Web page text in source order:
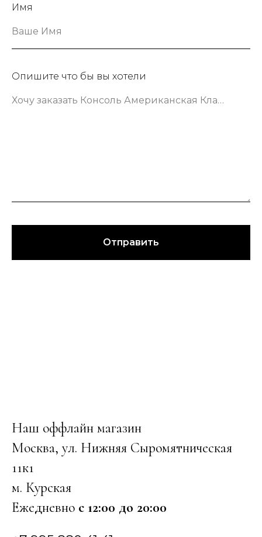
Имя
Ваше Имя
Опишите что бы вы хотели
Хочу заказать Консоль Американская Классика шириной 133 сантиметра в зеленом цвете
Отправить
Наш оффлайн магазин
Москва, ул. Нижняя Сыромятническая
11к1
м. Курская
Ежедневно с 12:00 до 20:00